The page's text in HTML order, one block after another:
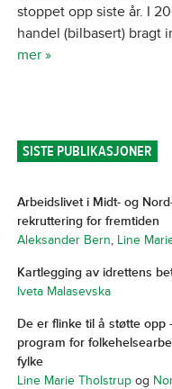
stoppet opp siste år. I
handel (bilbasert) bragt
mer »
SISTE PUBLIKASJONER
Arbeidslivet i Midt- og
rekruttering for fremtiden
Aleksander Bern, Line
Kartlegging av idrettens
Iveta Malasevska
De er flinke til å støtte opp
program for
fylke
Line Marie Tholstrupog